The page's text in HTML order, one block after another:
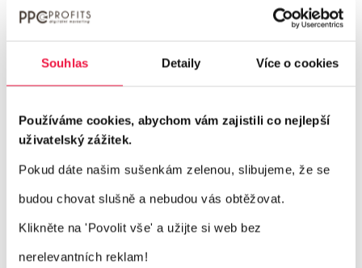
Souhlas Detaily Více o cookies
Používáme cookies, abychom vám zajistili co nejlepší
uživatelský zážitek.
Pokud dáte našim sušenkám zelenou, slibujeme, že se
budou chovat slušně a nebudou vás obtěžovat.
Klikněte na 'Povolit vše' a užijte si web bez
nerelevantních reklam!
výrazy a fráze, jaké vaši potenciální zákazníci
používají při vyhledávání.
Zapracujte přirozeně taková klíčová slova do
titulků stránek,nadpisů H1